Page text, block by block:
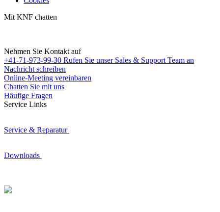
Mit KNF chatten
Nehmen Sie Kontakt auf
+41-71-973-99-30 Rufen Sie unser Sales & Support Team an
Nachricht schreiben
Online-Meeting vereinbaren
Chatten Sie mit uns
Häufige Fragen
Service Links
Service & Reparatur
Downloads